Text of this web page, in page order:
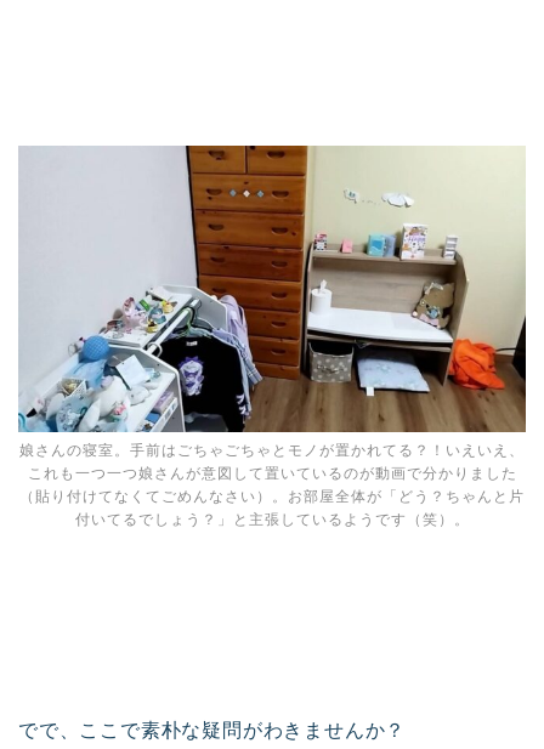
娘さんの寝室。手前はごちゃごちゃとモノが置かれてる？！いえいえ、
これも一つ一つ娘さんが意図して置いているのが動画で分かりました
（貼り付けてなくてごめんなさい）。お部屋全体が「どう？ちゃんと片
付いてるでしょう？」と主張しているようです（笑）。
でで、ここで素朴な疑問がわきませんか？